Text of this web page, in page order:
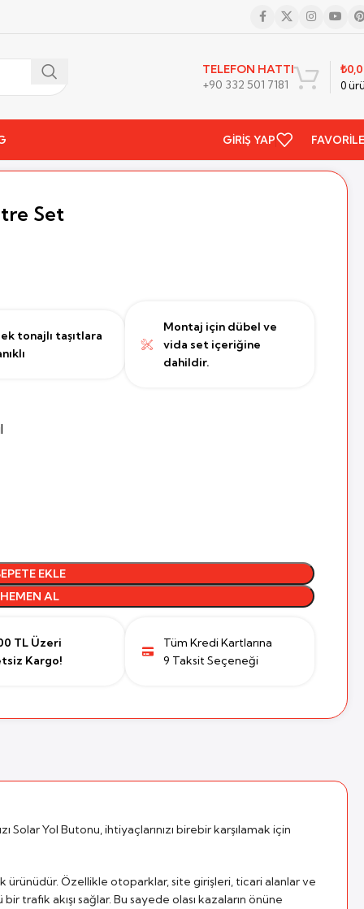
TELEFON HATTI
+90 332 501 7181
0
₺
GIRIŞ YAP
Set
tonajlı taşıtlara
Montaj için dübel ve
vida set içeriğine
dahildir.
EKLE
HEMEN AL
TL Üzeri
Kargo!
Tüm Kredi Kartlarına
9 Taksit Seçeneği
Solar Yol Butonu, ihtiyaçlarınızı birebir karşılamak için
ürünüdür. Özellikle otoparklar, site girişleri, ticari alanlar ve
akışı sağlar. Bu sayede olası kazaların önüne